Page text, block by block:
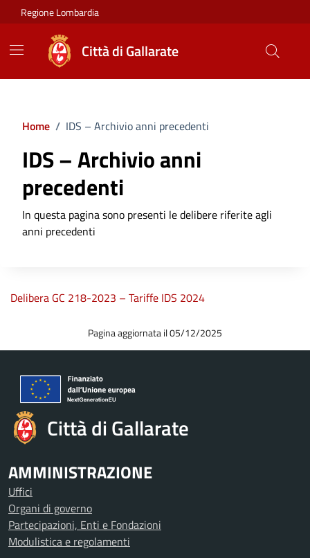
Vai ai contenuti
Vai al footer
Regione Lombardia
Città di Gallarate
Home / IDS – Archivio anni precedenti
IDS – Archivio anni
precedenti
In questa pagina sono presenti le delibere riferite agli
anni precedenti
Delibera GC 218-2023 – Tariffe IDS 2024
Pagina aggiornata il 05/12/2025
Città di Gallarate
AMMINISTRAZIONE
Uffici
Organi di governo
Partecipazioni, Enti e Fondazioni
Modulistica e regolamenti